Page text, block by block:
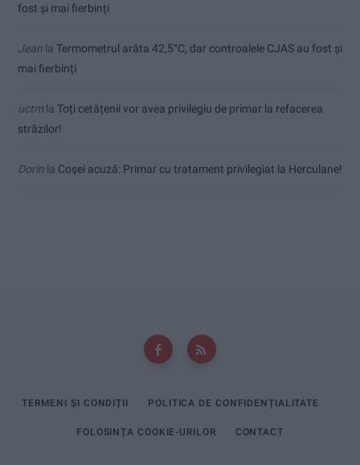
fost și mai fierbinți
Jean la Termometrul arăta 42,5°C, dar controalele CJAS au fost și
mai fierbinți
uctmla Toți cetățenii vor avea privilegiu de primar la refacerea
străzilor!
Dorin la Coșei acuză: Primar cu tratament privilegiat la Herculane!
TERMENI ȘI CONDIȚII POLITICA DE CONFIDENȚIALITATE
FOLOSINȚA COOKIE-URILOR CONTACT